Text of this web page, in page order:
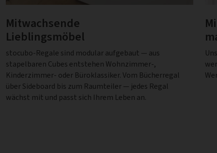
Mitwachsende
Lieblingsmöbel
stocubo-Regale sind modular aufgebaut — aus
stapelbaren Cubes entstehen Wohnzimmer-,
Kinderzimmer- oder Büroklassiker. Vom Bücherregal
über Sideboard bis zum Raumteiler — jedes Regal
wächst mit und passt sich Ihrem Leben an.